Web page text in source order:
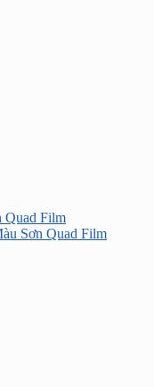
Quad Film
Sơn Quad Film